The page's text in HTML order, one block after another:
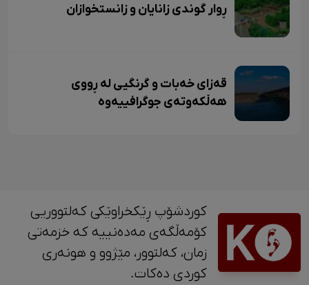
ڕوار گوندی زانایان و زانستخوازان
قەزای خەبات و گرنگیی لە ڕووی
هەڵکەوتەی جوگرافییەوە
کوردشۆپ ڕێکخراوێکی کەلتووریی
کۆمەڵگەی مەدەنییە کە خزمەتی
زمان، کەلتوور، مێژوو و ‎هونەری
کوردی دەکات.